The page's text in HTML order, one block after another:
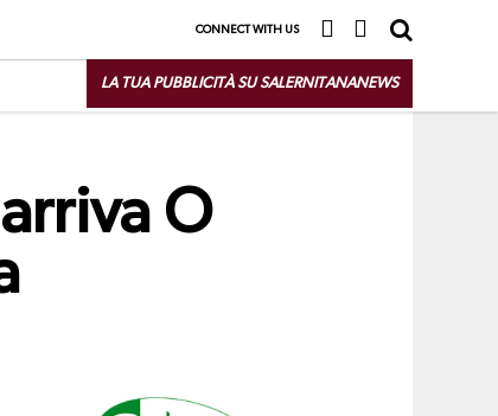
CONNECT WITH US
LA TUA PUBBLICITÀ SU SALERNITANANEWS
O